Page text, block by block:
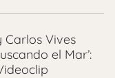
Carlos Vives
el Mar’: